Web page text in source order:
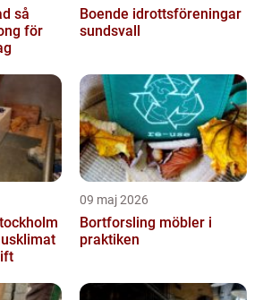
för
Boende idrottsföreningar
sundsvall
09 maj 2026
Bortforsling möbler i
praktiken